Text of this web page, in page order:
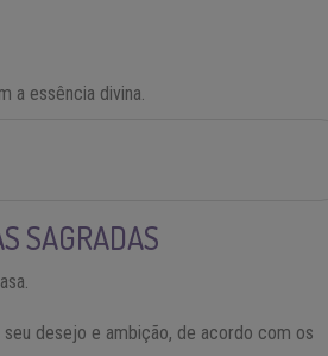
a essência divina.
SAGRADAS
desejo e ambição, de acordo com os